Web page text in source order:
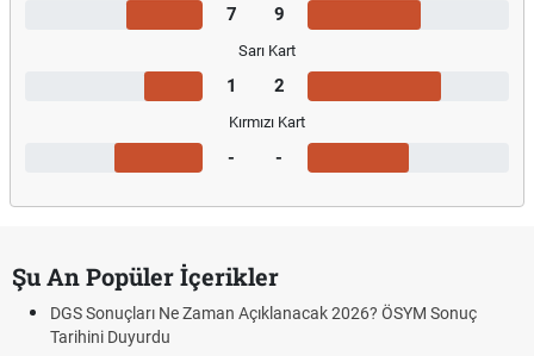
7 9
Sarı Kart
1 2
Kırmızı Kart
- -
Şu An Popüler İçerikler
DGS Sonuçları Ne Zaman Açıklanacak 2026? ÖSYM Sonuç
Tarihini Duyurdu